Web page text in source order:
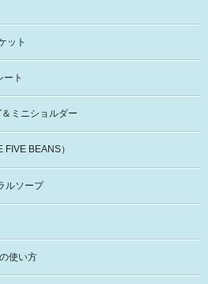
ット
ート
ミニショルダー
BEANS）
ルソープ
使い方